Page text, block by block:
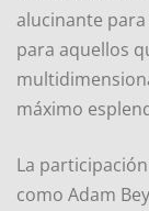
alucinante
para aquellos
máximo
La
como Adam